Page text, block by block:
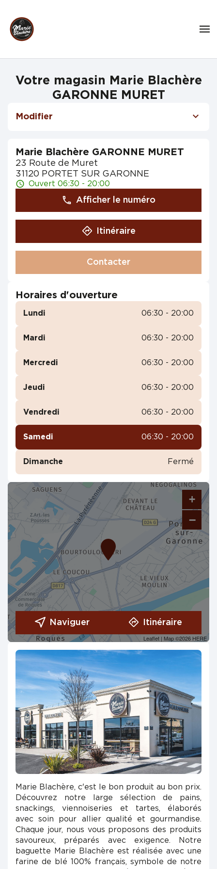
Votre magasin Marie Blachère
GARONNE MURET
Modifier
Marie Blachère GARONNE MURET
23 Route de Muret
31120 PORTET SUR GARONNE
Ouvert 06:30 - 20:00
Afficher le numéro
Itinéraire
Contacter
Horaires d'ouverture
Lundi 06:30 - 20:00
Mardi 06:30 - 20:00
Mercredi 06:30 - 20:00
Jeudi 06:30 - 20:00
Vendredi 06:30 - 20:00
Samedi 06:30 - 20:00
Dimanche Fermé
+
−
Leaflet | Map ©2026 HERE
Naviguer Itinéraire
Marie Blachère, c'est le bon produit au bon prix.
Découvrez notre large sélection de pains,
snackings, viennoiseries et tartes, élaborés
avec soin pour allier qualité et gourmandise.
Chaque jour, nous vous proposons des produits
savoureux, préparés avec exigence. Notre
baguette Marie Blachère est réalisée avec une
farine de blé 100% français, symbole de notre